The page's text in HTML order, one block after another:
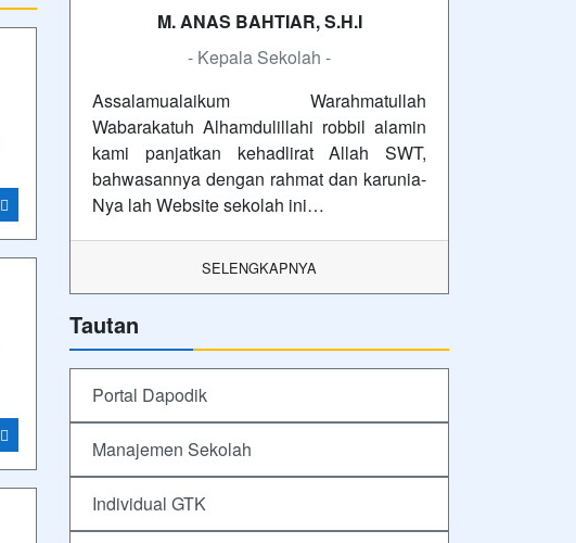
M. ANAS BAHTIAR, S.H.I
- Kepala Sekolah -
Assalamualaikum Warahmatullah
Wabarakatuh Alhamdulillahi robbil alamin
kami panjatkan kehadlirat Allah SWT,
bahwasannya dengan rahmat dan karunia-
Nya lah Website sekolah ini…
SELENGKAPNYA
Tautan
Portal Dapodik
Manajemen Sekolah
Individual GTK